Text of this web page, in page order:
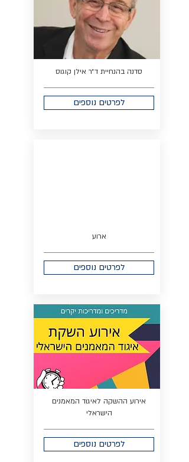
סדנה בהנחיית ד״ר אילן קוגוס
לפרטים נוספים
ארוע
לפרטים נוספים
אירוע ההשקה לאיגוד המאמנים
הישראלי
לפרטים נוספים